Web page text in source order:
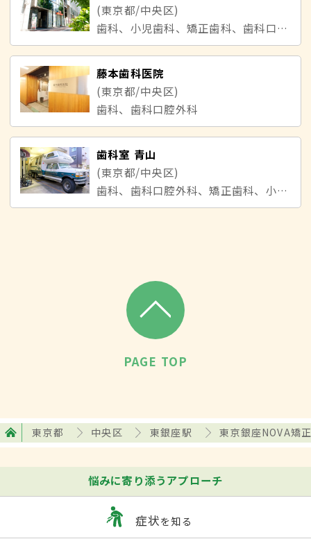
(東京都/中央区)
歯科、小児歯科、矯正歯科、歯科口腔外科
藤本歯科医院
(東京都/中央区)
歯科、歯科口腔外科
歯科室 青山
(東京都/中央区)
歯科、歯科口腔外科、矯正歯科、小児歯科
PAGE TOP
東京都 中央区 東銀座駅 東京銀座NOVA矯
悩みに寄り添うアプローチ
症状を知る